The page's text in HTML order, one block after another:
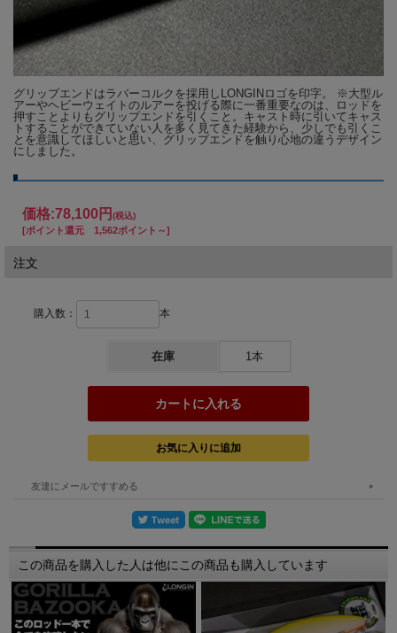
です。
恐れ入りますが、暫くお待
※不安定な世界情勢の影響を受け、やむを得ず遅延が生じる可能
性がございます。何卒ご容赦ください。
商品パーツの納期により入荷時期は前後する可能性がございま
またメーカー発表による入荷時期の変更がありました際は随時こ
のページにて更新致します。
ご予約となります。
●入荷時期はメーカー発表によるもので、入荷時期は多少前後する場
グリップエンドはラバーコルクを採用しLONGINロゴを印字。 ※大型ル
アーやヘビーウェイトのルアーを投げる際に一番重要なのは、ロッドを
押すことよりもグリップエンドを引くこと。キャスト時に引いてキャス
トすることができていない人を多く見てきた経験から、少しでも引くこ
とを意識してほしいと思い、グリップエンドを触り心地の違うデザイン
にしました。
価格:78,100円 (税込)
[ポイント還元 1,562ポイント～]
注文
購入数： 本
在庫 1本
友達にメールですすめる
この商品を購入した人は他にこの商品も購入しています